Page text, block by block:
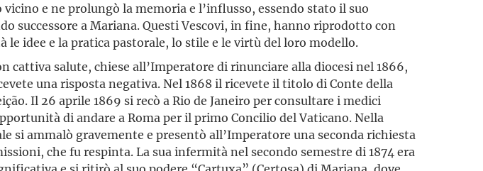
e ne prolungò la memoria e l’influsso, essendo stato il suo
successore a Mariana. Questi Vescovi, in fine, hanno riprodotto con
le idee e la pratica pastorale, lo stile e le virtù del loro modello.
cattiva salute, chiese all’Imperatore di rinunciare alla diocesi nel 1866,
una risposta negativa. Nel 1868 il ricevete il titolo di Conte della
Il 26 aprile 1869 si recò a Rio de Janeiro per consultare i medici
di andare a Roma per il primo Concilio del Vaticano. Nella
si ammalò gravemente e presentò all’Imperatore una seconda richiesta
che fu respinta. La sua infermità nel secondo semestre di 1874 era